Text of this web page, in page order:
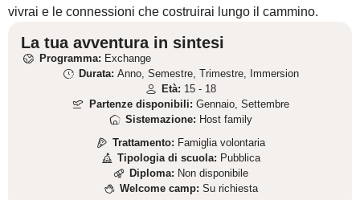
vivrai e le connessioni che costruirai lungo il cammino.
La tua avventura in sintesi
Programma: Exchange
Durata:Anno, Semestre, Trimestre, Immersion
Età: 15 - 18
Partenze disponibili: Gennaio, Settembre
Sistemazione: Host family
Trattamento: Famiglia volontaria
Tipologia di scuola: Pubblica
Diploma: Non disponibile
Welcome camp:Su richiesta